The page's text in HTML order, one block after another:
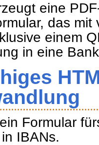
eine
das
einem
in eine
Formular
IBANs.